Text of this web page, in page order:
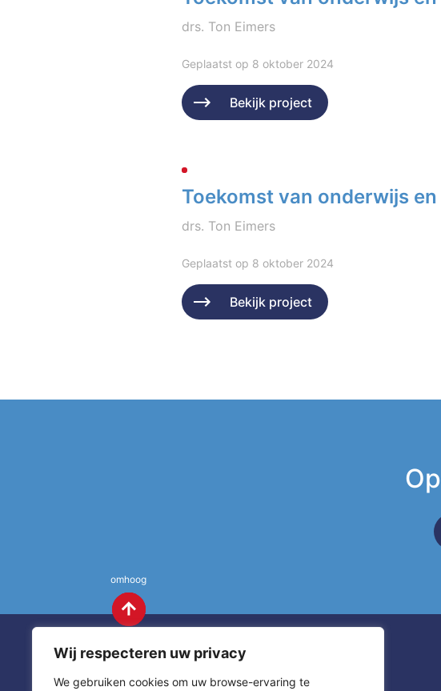
Wij respecteren uw privacy
We gebruiken cookies om uw browse-ervaring te
drs. Ton Eimers
Geplaatst op 8 oktober 2024
Bekijk project
Toekomst van onderwijs
drs. Ton Eimers
Geplaatst op 8 oktober 2024
Bekijk project
omhoog